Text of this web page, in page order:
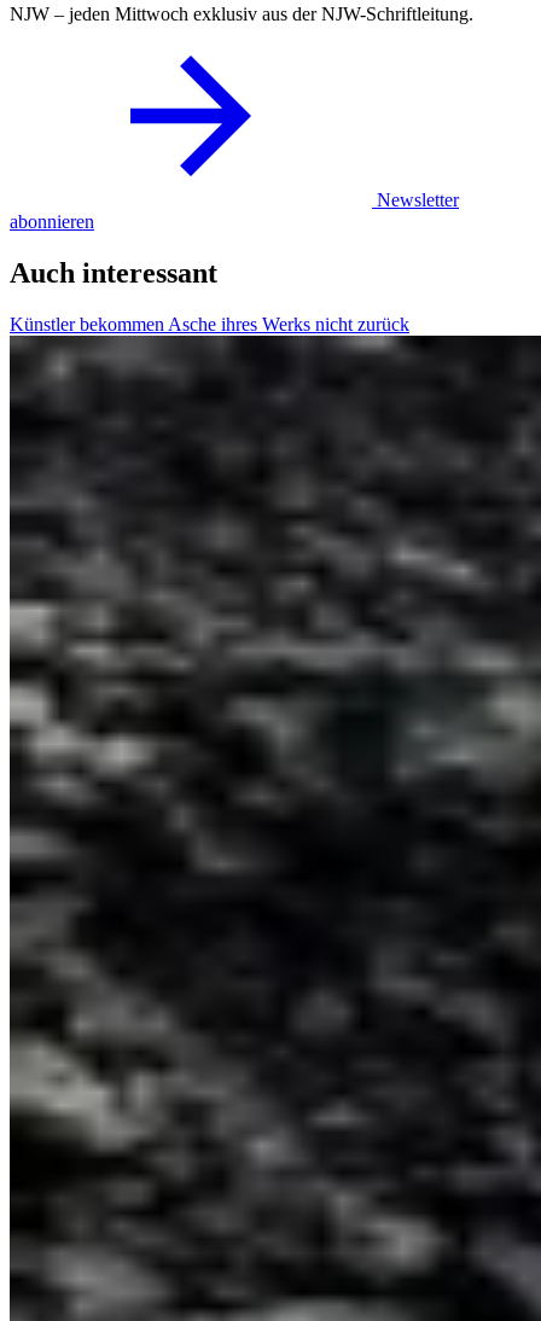
NJW – jeden Mittwoch exklusiv aus der NJW-Schriftleitung.
Newsletter
abonnieren
Auch interessant
Künstler bekommen Asche ihres Werks nicht zurück